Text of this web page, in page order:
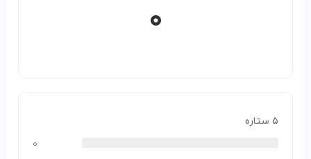
۰
۵ ستاره
۰